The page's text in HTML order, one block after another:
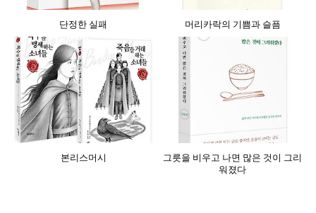
단정한 실패 머리카락의 기쁨과 슬픔
본리스머시
그릇을 비우고 나면 많은 것이 그리
워졌다